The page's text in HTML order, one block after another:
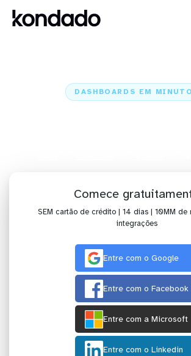
DASHBOARDS EM
Comece
SEM cartão de crédito | 14 dias | 10MM de
integrações
Entre com o Google
Entre com o Facebook
Entre com a Microsoft
Entre com o Linkedin